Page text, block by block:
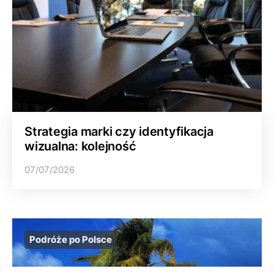
Strategia marki czy identyfikacja
wizualna: kolejność
07/07/2026
Podróże po Polsce